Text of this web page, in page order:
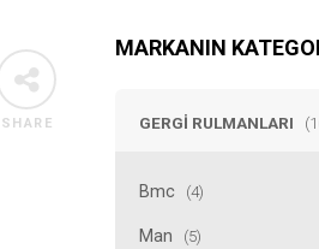
MARKANIN
GERGI RULMANLARI
Bmc (4)
Man (5)
SHARE